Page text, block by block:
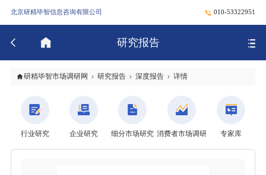
北京研精毕智信息咨询有限公司 010-53322951
研究报告
研精毕智市场调研网 研究报告 深度报告 详情
行业研究 企业研究 细分市场研究 消费者市场调研 专家库